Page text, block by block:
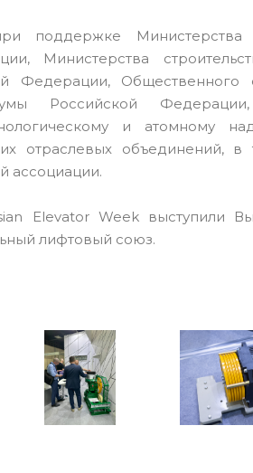
поддержке Министерства
Министерства
Федерации,
думы Российской
и атомному
отраслевых объединений,
ассоциации.
Elevator Week выступили
лифтовый союз.